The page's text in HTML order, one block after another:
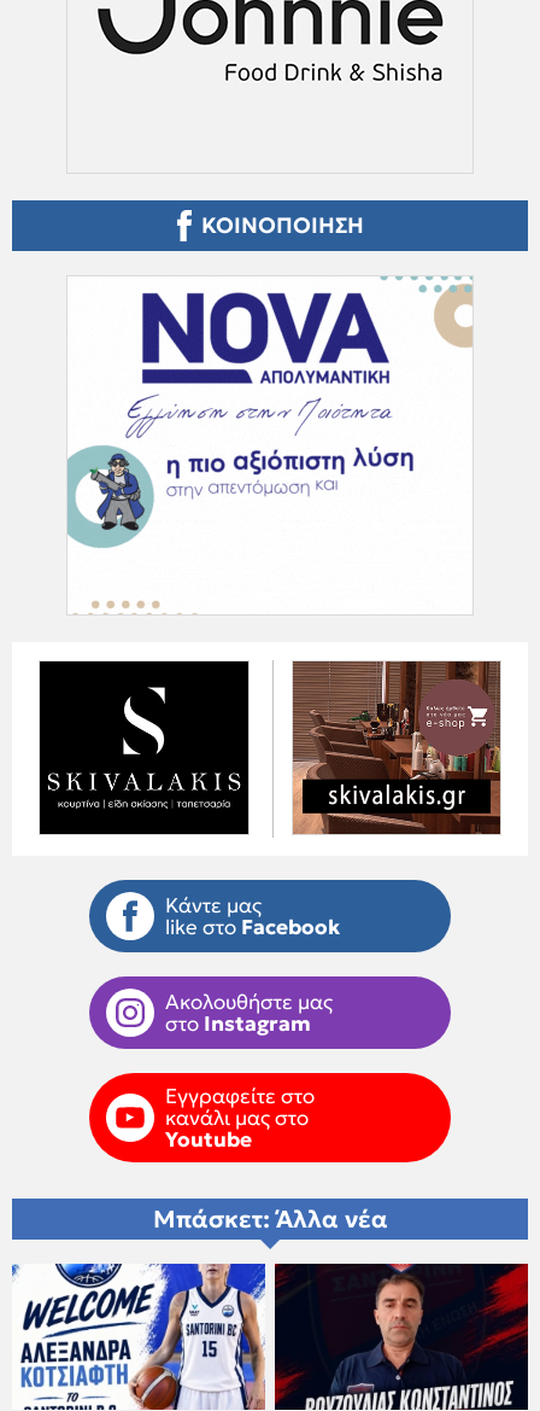
ΚΟΙΝΟΠΟΙΗΣΗ
Κάντε μας
like στο Facebook
Ακολουθήστε μας
στο Instagram
Εγγραφείτε στο
κανάλι μας στο
Youtube
Μπάσκετ: Άλλα νέα